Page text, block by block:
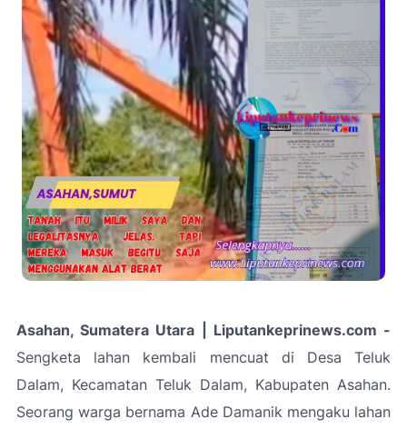
Asahan, Sumatera Utara | Liputankeprinews.com -
Sengketa lahan kembali mencuat di Desa Teluk
Dalam, Kecamatan Teluk Dalam, Kabupaten Asahan.
Seorang warga bernama Ade Damanik mengaku lahan